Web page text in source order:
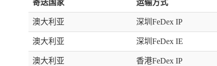
寄送国家 运输方式
澳大利亚 深圳FeDex IP
澳大利亚 深圳FeDex IE
澳大利亚 香港FeDex IP